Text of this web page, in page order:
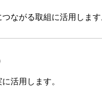
ながる取組に活用します
活用します。